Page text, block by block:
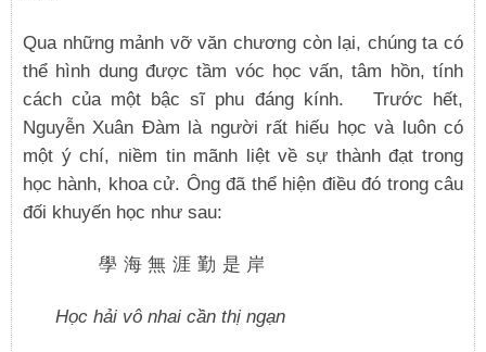
Qua những mảnh vỡ văn chương còn lại, chúng ta có
thể hình dung được tầm vóc học vấn, tâm hồn, tính
cách của một bậc sĩ phu đáng kính. Trước hết,
Nguyễn Xuân Đàm là người rất hiếu học và luôn có
một ý chí, niềm tin mãnh liệt về sự thành đạt trong
học hành, khoa cử. Ông đã thể hiện điều đó trong câu
đối khuyến học như sau:
學海無涯勤是岸
Học hải vô nhai cần thị ngạn